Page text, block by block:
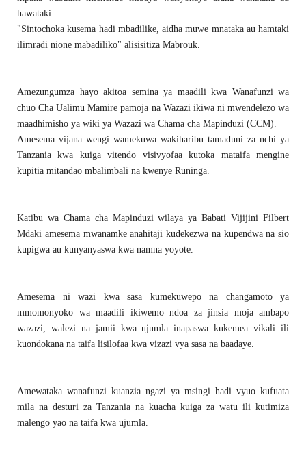
hawataki.
"Sintochoka kusema hadi mbadilike, aidha muwe mnataka au hamtaki
ilimradi nione mabadiliko" alisisitiza Mabrouk.
Amezungumza hayo akitoa semina ya maadili kwa Wanafunzi wa
chuo Cha Ualimu Mamire pamoja na Wazazi ikiwa ni mwendelezo wa
maadhimisho ya wiki ya Wazazi wa Chama cha Mapinduzi (CCM).
Amesema vijana wengi wamekuwa wakiharibu tamaduni za nchi ya
Tanzania kwa kuiga vitendo visivyofaa kutoka mataifa mengine
kupitia mitandao mbalimbali na kwenye Runinga.
Katibu wa Chama cha Mapinduzi wilaya ya Babati Vijijini Filbert
Mdaki amesema mwanamke anahitaji kudekezwa na kupendwa na sio
kupigwa au kunyanyaswa kwa namna yoyote.
Amesema ni wazi kwa sasa kumekuwepo na changamoto ya
mmomonyoko wa maadili ikiwemo ndoa za jinsia moja ambapo
wazazi, walezi na jamii kwa ujumla inapaswa kukemea vikali ili
kuondokana na taifa lisilofaa kwa vizazi vya sasa na baadaye.
Amewataka wanafunzi kuanzia ngazi ya msingi hadi vyuo kufuata
mila na desturi za Tanzania na kuacha kuiga za watu ili kutimiza
malengo yao na taifa kwa ujumla.